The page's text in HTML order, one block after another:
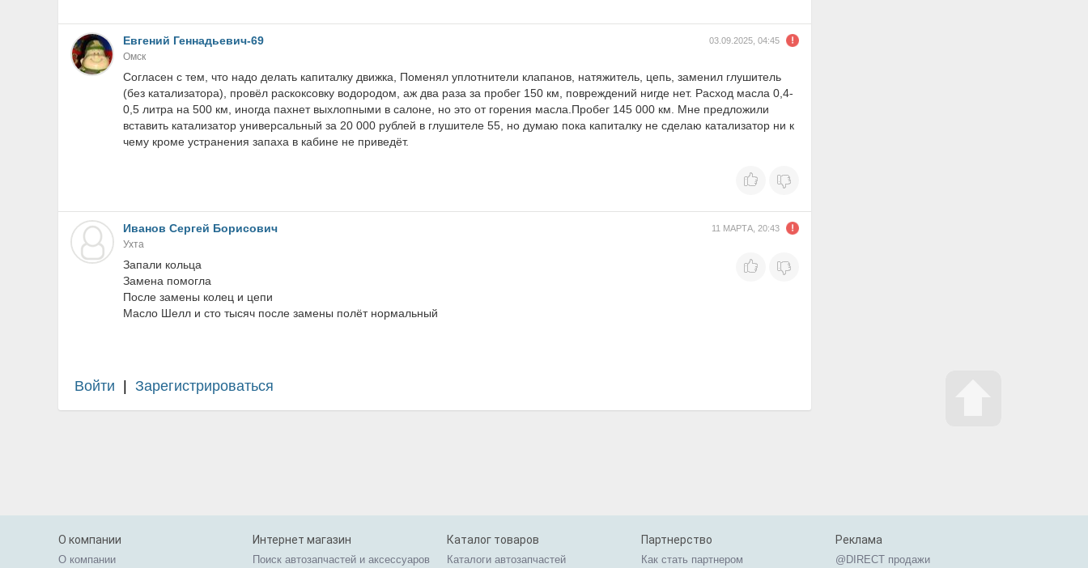
Евгений Геннадьевич-69 03.09.2025, 04:45
Омск
Согласен с тем, что надо делать капиталку движка, Поменял уплотнители клапанов, натяжитель, цепь, заменил глушитель
(без катализатора), провёл раскоксовку водородом, аж два раза за пробег 150 км, повреждений нигде нет. Расход масла 0,4-
0,5 литра на 500 км, иногда пахнет выхлопными в салоне, но это от горения масла.Пробег 145 000 км. Мне предложили
вставить катализатор универсальный за 20 000 рублей в глушителе 55, но думаю пока капиталку не сделаю катализатор ни к
чему кроме устранения запаха в кабине не приведёт.
Иванов Сергей Борисович 11 МАРТА, 20:43
Ухта
Запали кольца
Замена помогла
После замены колец и цепи
Масло Шелл и сто тысяч после замены полёт нормальный
Войти Зарегистрироваться
О компании
О компании
Интернет магазин
Поиск автозапчастей и аксессуаров
Каталог товаров
Каталоги автозапчастей
Партнерство
Как стать партнером
Реклама
@DIRECT продажи